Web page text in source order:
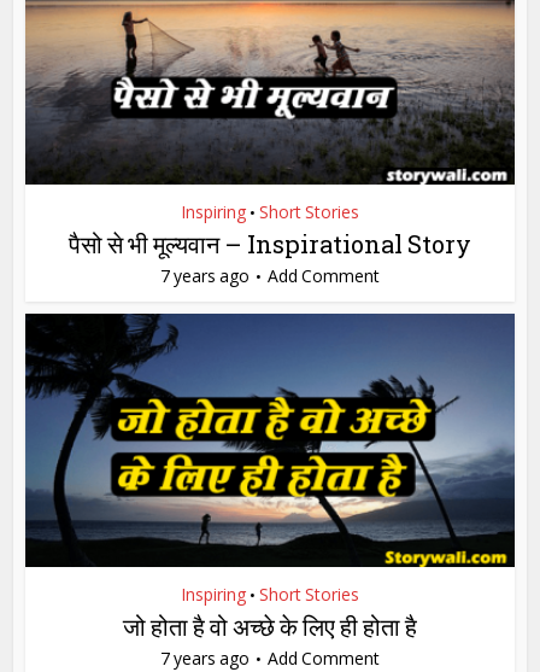
Inspiring • Short Stories
पैसो से भी मूल्यवान – Inspirational Story
7 years ago Add Comment
Inspiring • Short Stories
जो होता है वो अच्छे के लिए ही होता है
7 years ago Add Comment